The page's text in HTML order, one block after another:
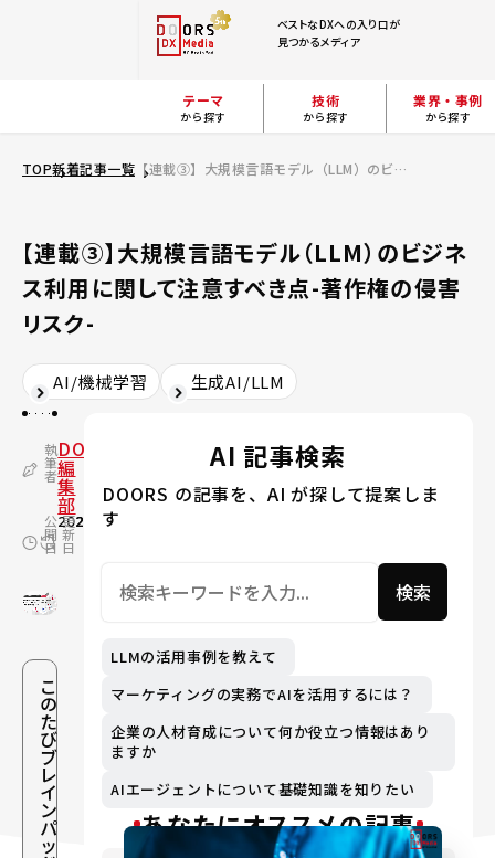
ベストなDXへの入り口が
見つかるメディア
テーマ
から探す
技術
から探す
業界・事例
から探す
TOP新着記事一覧 【連載③】大規模言語モデル（LLM）のビジネス利用に関して注意すべき点-著作権の侵害リスク-
【連載③】大規模言語モデル（LLM）のビジネ
ス利用に関して注意すべき点-著作権の侵害
リスク-
AI/機械学習 生成AI/LLM
執
筆
者
DOORS
編
集
部
公
開
日
2023.05.23
更
新
日
2024.03.11
こ
の
た
び
ブ
レ
イ
ン
パ
ッ
AI 記事検索
DOORS の記事を、AI が探して提案しま
す
検索
LLMの活用事例を教えて
マーケティングの実務でAIを活用するには？
企業の人材育成について何か役立つ情報はあり
ますか
AIエージェントについて基礎知識を知りたい
あなたにオススメの記事